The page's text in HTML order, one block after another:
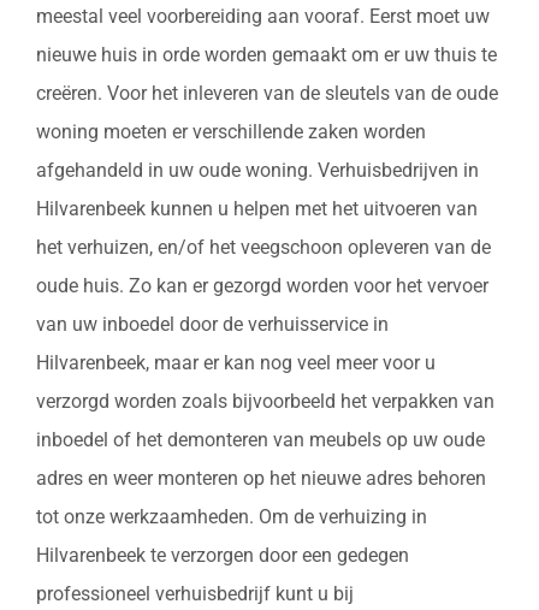
meestal veel voorbereiding aan vooraf. Eerst moet uw
nieuwe huis in orde worden gemaakt om er uw thuis te
creëren. Voor het inleveren van de sleutels van de oude
woning moeten er verschillende zaken worden
afgehandeld in uw oude woning. Verhuisbedrijven in
Hilvarenbeek kunnen u helpen met het uitvoeren van
het verhuizen, en/of het veegschoon opleveren van de
oude huis. Zo kan er gezorgd worden voor het vervoer
van uw inboedel door de verhuisservice in
Hilvarenbeek, maar er kan nog veel meer voor u
verzorgd worden zoals bijvoorbeeld het verpakken van
inboedel of het demonteren van meubels op uw oude
adres en weer monteren op het nieuwe adres behoren
tot onze werkzaamheden. Om de verhuizing in
Hilvarenbeek te verzorgen door een gedegen
professioneel verhuisbedrijf kunt u bij